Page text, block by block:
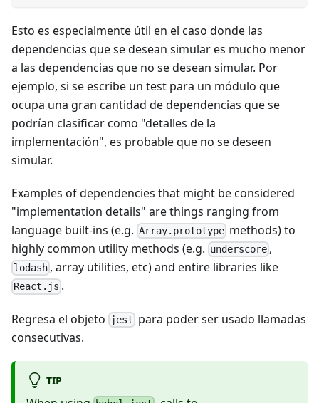
Esto es especialmente útil en el caso donde las
dependencias que se desean simular es mucho menor
a las dependencias que no se desean simular. Por
ejemplo, si se escribe un test para un módulo que
ocupa una gran cantidad de dependencias que se
podrían clasificar como "detalles de la
implementación", es probable que no se deseen
simular.
Examples of dependencies that might be considered
"implementation details" are things ranging from
language built-ins (e.g. Array.prototype methods) to
highly common utility methods (e.g. underscore ,
lodash , array utilities, etc) and entire libraries like
React.js .
Regresa el objeto jest para poder ser usado llamadas
consecutivas.
TIP